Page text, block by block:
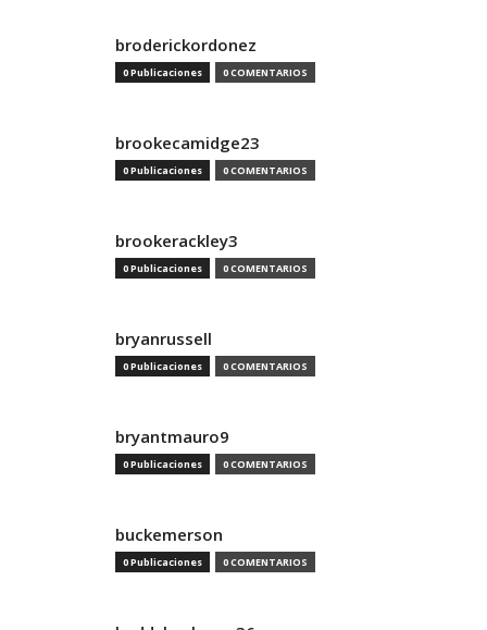
broderickordonez
0 Publicaciones 0 COMENTARIOS
brookecamidge23
0 Publicaciones 0 COMENTARIOS
brookerackley3
0 Publicaciones 0 COMENTARIOS
bryanrussell
0 Publicaciones 0 COMENTARIOS
bryantmauro9
0 Publicaciones 0 COMENTARIOS
buckemerson
0 Publicaciones 0 COMENTARIOS